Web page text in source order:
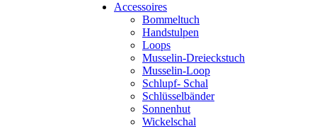
Accessoires
Bommeltuch
Handstulpen
Loops
Musselin-Dreieckstuch
Musselin-Loop
Schlupf- Schal
Schlüsselbänder
Sonnenhut
Wickelschal